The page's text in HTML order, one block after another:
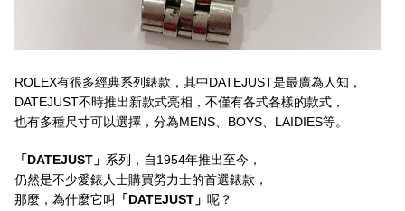
ROLEX有很多經典系列錶款，其中DATEJUST是最廣為人知，
DATEJUST不時推出新款式亮相，不僅有各式各樣的款式，
也有多種尺寸可以選擇，分為MENS、BOYS、LAIDIES等。
「DATEJUST」 系列，自1954年推出至今，
仍然是不少愛錶人士購買勞力士的首選錶款，
那麼，為什麼它叫
「DATEJUST」 呢？